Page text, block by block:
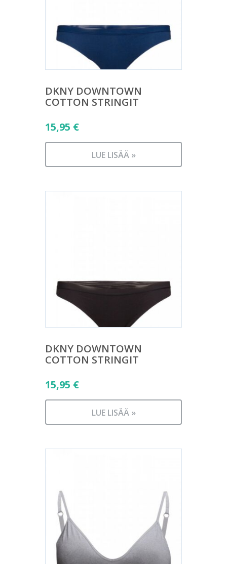
DKNY DOWNTOWN
COTTON STRINGIT
15,95 €
LUE LISÄÄ »
DKNY DOWNTOWN
COTTON STRINGIT
15,95 €
LUE LISÄÄ »